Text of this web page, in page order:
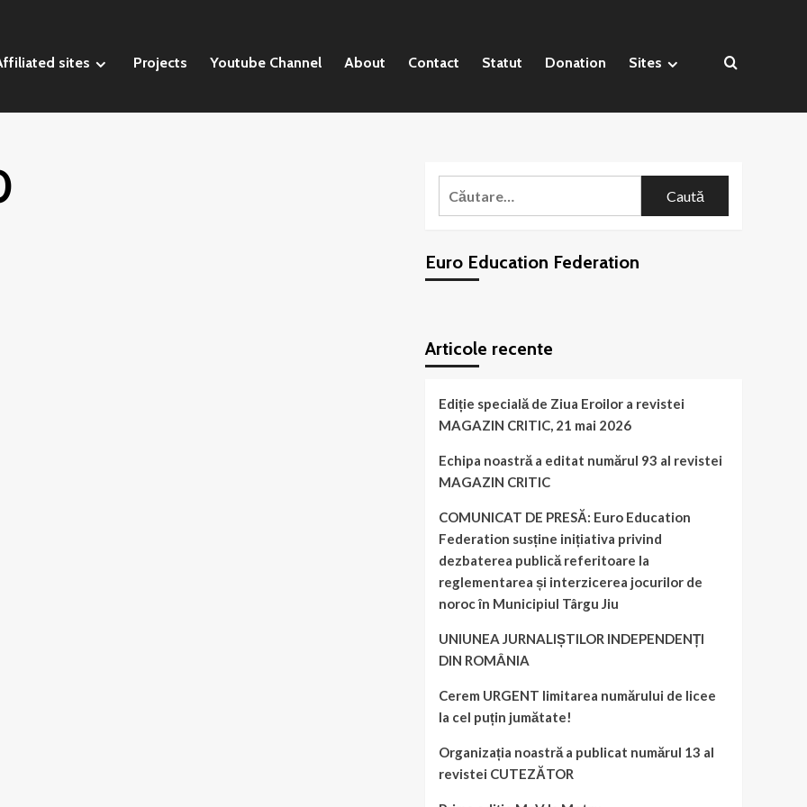
sites Projects Youtube Channel About Contact Statut Donation Sites
Caută
Euro Education Federation
Articole recente
Ediție specială de Ziua Eroilor a revistei
MAGAZIN CRITIC, 21 mai 2026
Echipa noastră a editat numărul 93 al revistei
MAGAZIN CRITIC
COMUNICAT DE PRESĂ: Euro Education
Federation susține inițiativa privind
dezbaterea publică referitoare la
reglementarea și interzicerea jocurilor de
noroc în Municipiul Târgu Jiu
UNIUNEA JURNALIȘTILOR INDEPENDENȚI
DIN ROMÂNIA
Cerem URGENT limitarea numărului de licee
la cel puțin jumătate!
Organizația noastră a publicat numărul 13 al
revistei CUTEZĂTOR